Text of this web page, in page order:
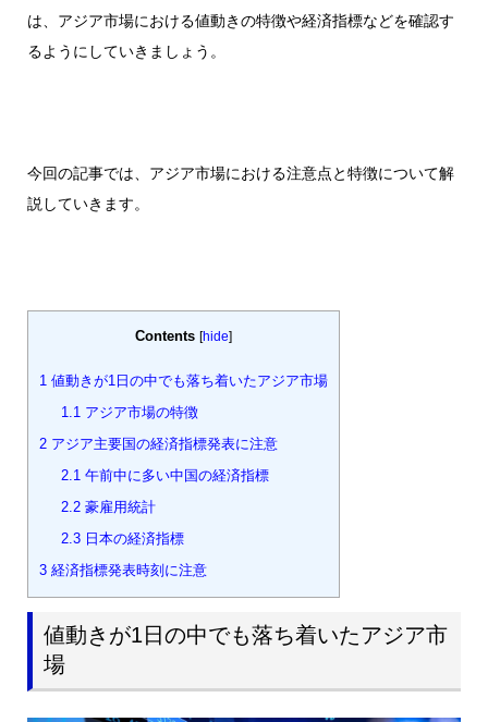
は、アジア市場における値動きの特徴や経済指標などを確認す
るようにしていきましょう。
今回の記事では、アジア市場における注意点と特徴について解
説していきます。
Contents [hide]
1 値動きが1日の中でも落ち着いたアジア市場
1.1 アジア市場の特徴
2アジア主要国の経済指標発表に注意
2.1 午前中に多い中国の経済指標
2.2豪雇用統計
2.3日本の経済指標
3経済指標発表時刻に注意
値動きが1日の中でも落ち着いたアジア市
場